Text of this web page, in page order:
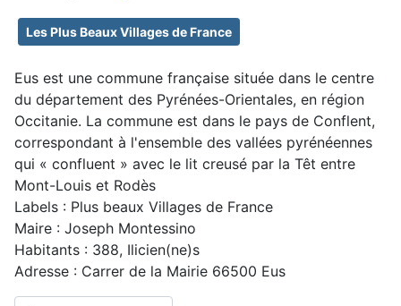
Les Plus Beaux Villages de France
Eus est une commune française située dans le centre
du département des Pyrénées-Orientales, en région
Occitanie. La commune est dans le pays de Conflent,
correspondant à l'ensemble des vallées pyrénéennes
qui « confluent » avec le lit creusé par la Têt entre
Mont-Louis et Rodès
Labels : Plus beaux Villages de France
Maire : Joseph Montessino
Habitants : 388, Ilicien(ne)s
Adresse : Carrer de la Mairie 66500 Eus